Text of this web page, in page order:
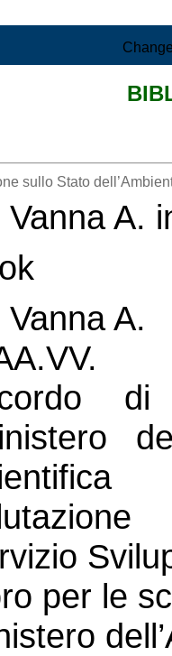
sullo Stato
Vanna A.
Vanna A.
di
per le